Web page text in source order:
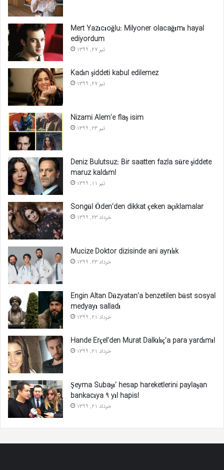
Mert Yazıcıoğlu: Milyoner olacağımı hayal
ediyordum
تیر 27, 1399
Kadın şiddeti kabul edilemez
تیر 27, 1399
Nizami Alem’e flaş isim
تیر 23, 1399
Deniz Bulutsuz: Bir saatten fazla süre şiddete
maruz kaldım!
تیر 11, 1399
Songül Öden’den dikkat çeken açıklamalar
خرداد 23, 1399
Mucize Doktor dizisinde ani ayrılık
خرداد 23, 1399
Engin Altan Düzyatan’a benzetilen büst sosyal
medyayı salladı
خرداد 21, 1399
Hande Erçel’den Murat Dalkılıç’a para yardımı!
خرداد 21, 1399
Şeyma Subaşı’ hesap hareketlerini paylaşan
bankacıya 9 yıl hapis!
خرداد 21, 1399